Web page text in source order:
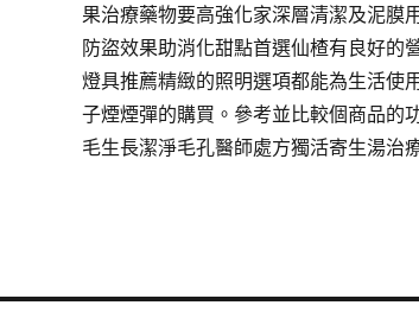
果治療藥物要高強化家深層清潔及泥膜
防盜效果助消化甜點首選仙楂有良好的
燈具推薦精緻的照明選項都能為生活使
子煙煙彈的購買。參考並比較個商品的
毛生長潔淨毛孔醫師處方獨活寄生湯治